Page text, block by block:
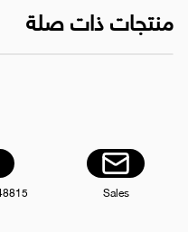
منتجات ذات صلة
معجون طماطم العلالي 6x8x130 جرام
Sales